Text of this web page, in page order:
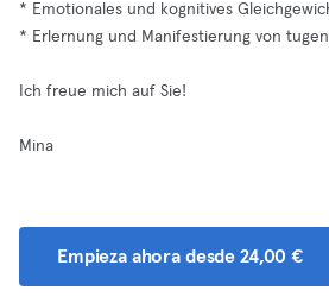
* Emotionales und kognitives
* Erlernung und Manifestierung von
Ich freue mich auf Sie!
Mina
Empieza ahora desde 24,00 €